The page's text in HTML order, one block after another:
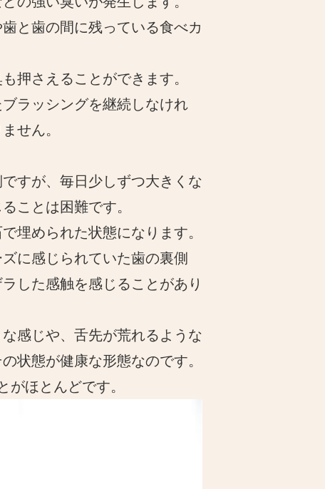
と歯の間に残っている食べカ
押さえることができます。
ラッシングを継続しなけれ
せん。
すが、毎日少しずつ大きくな
ことは困難です。
埋められた状態になります。
に感じられていた歯の裏側
した感触を感じることがあり
感じや、舌先が荒れるような
状態が健康な形態なのです。
ほとんどです。